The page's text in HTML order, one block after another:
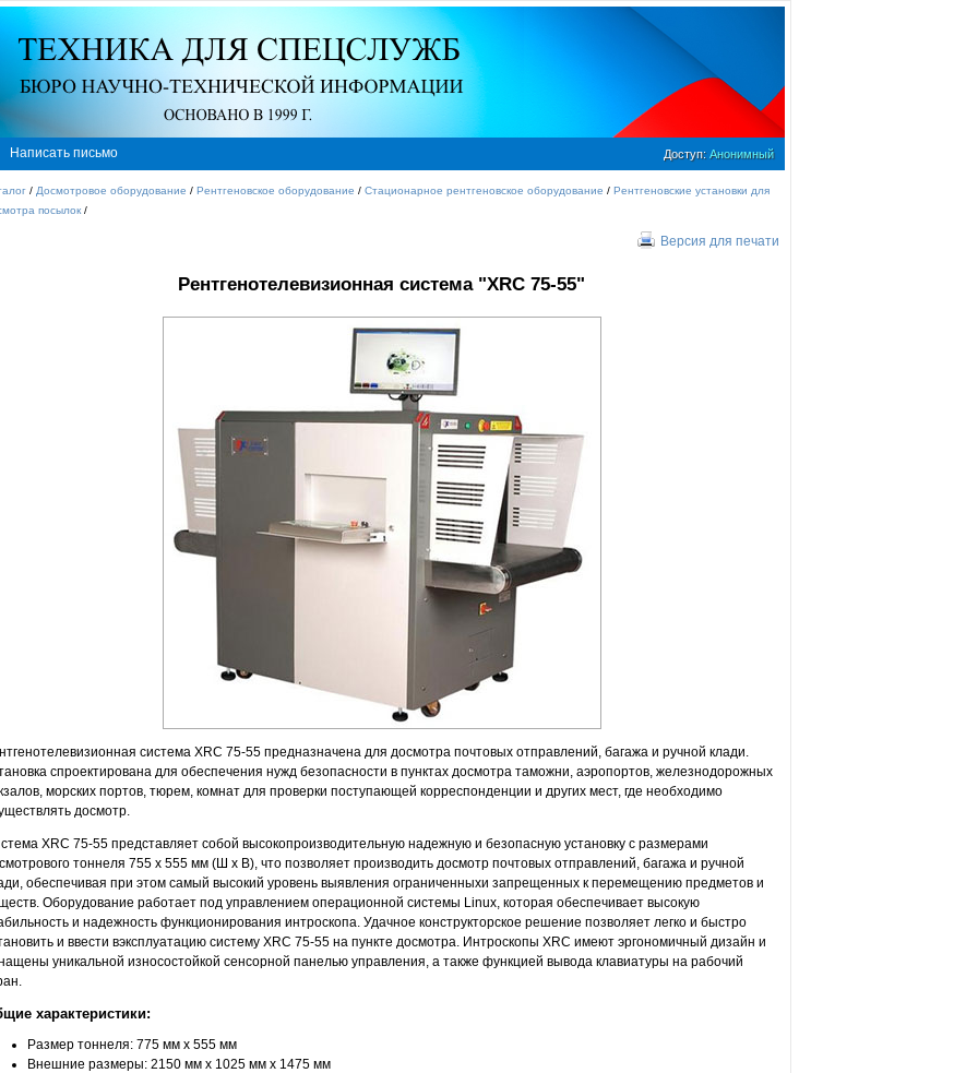
Написать письмо Доступ: Анонимный
/ Досмотровое оборудование / Рентгеновское оборудование / Стационарное рентгеновское оборудование / Рентгеновские установки для
посылок /
Версия для печати
Рентгенотелевизионная система "XRC 75-55"
система XRC 75-55 предназначена для досмотра почтовых отправлений, багажа и ручной клади.
спроектирована для обеспечения нужд безопасности в пунктах досмотра таможни, аэропортов, железнодорожных
морских портов, тюрем, комнат для проверки поступающей корреспонденции и других мест, где необходимо
досмотр.
XRC 75-55 представляет собой высокопроизводительную надежную и безопасную установку с размерами
тоннеля 755 х 555 мм (Ш х В), что позволяет производить досмотр почтовых отправлений, багажа и ручной
обеспечивая при этом самый высокий уровень выявления ограниченныхи запрещенных к перемещению предметов и
Оборудование работает под управлением операционной системы Linux, которая обеспечивает высокую
и надежность функционирования интроскопа. Удачное конструкторское решение позволяет легко и быстро
и ввести вэксплуатацию систему XRC 75-55 на пункте досмотра. Интроскопы XRC имеют эргономичный дизайн и
уникальной износостойкой сенсорной панелью управления, а также функцией вывода клавиатуры на рабочий
характеристики:
Размер тоннеля: 775 мм х 555 мм
Внешние размеры: 2150 мм х 1025 мм х 1475 мм